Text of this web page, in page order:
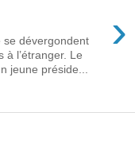
›
se dévergondent
à l’étranger. Le
jeune préside...